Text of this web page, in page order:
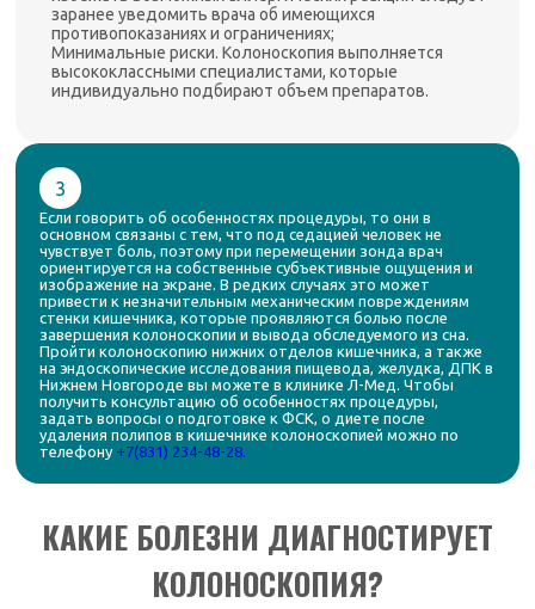
заранее уведомить врача об имеющихся
противопоказаниях и ограничениях;
Минимальные риски. Колоноскопия выполняется
высококлассными специалистами, которые
индивидуально подбирают объем препаратов.
3
Если говорить об особенностях процедуры, то они в
основном связаны с тем, что под седацией человек не
чувствует боль, поэтому при перемещении зонда врач
ориентируется на собственные субъективные ощущения и
изображение на экране. В редких случаях это может
привести к незначительным механическим повреждениям
стенки кишечника, которые проявляются болью после
завершения колоноскопии и вывода обследуемого из сна.
Пройти колоноскопию нижних отделов кишечника, а также
на эндоскопические исследования пищевода, желудка, ДПК в
Нижнем Новгороде вы можете в клинике Л-Мед. Чтобы
получить консультацию об особенностях процедуры,
задать вопросы о подготовке к ФСК, о диете после
удаления полипов в кишечнике колоноскопией можно по
телефону +7(831) 234-48-28.
КАКИЕ БОЛЕЗНИ ДИАГНОСТИРУЕТ
КОЛОНОСКОПИЯ?